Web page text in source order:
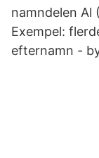
namndelen Al
Exempel:
efternamn -